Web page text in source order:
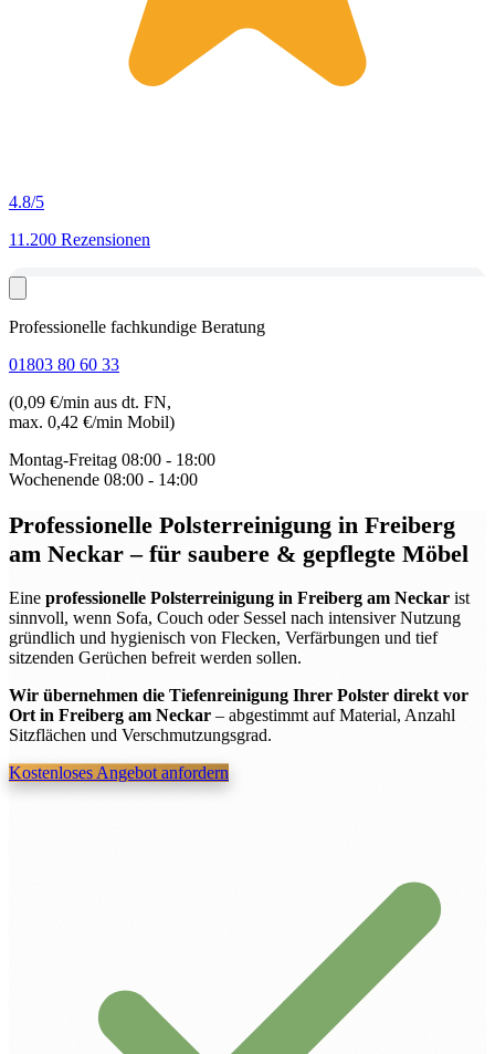
4.8/5
11.200 Rezensionen
Professionelle fachkundige Beratung
01803 80 60 33
(0,09 €/min aus dt. FN,
max. 0,42 €/min Mobil)
Montag-Freitag 08:00 - 18:00
Wochenende 08:00 - 14:00
Professionelle Polsterreinigung in Freiberg
am Neckar– für saubere & gepflegte Möbel
Eine professionelle Polsterreinigung in Freiberg am Neckar ist
sinnvoll, wenn Sofa, Couch oder Sessel nach intensiver Nutzung
gründlich und hygienisch von Flecken, Verfärbungen und tief
sitzenden Gerüchen befreit werden sollen.
Wir übernehmen die Tiefenreinigung Ihrer Polster direkt vor
Ort in Freiberg am Neckar– abgestimmt auf Material, Anzahl
Sitzflächen und Verschmutzungsgrad.
Kostenloses Angebot anfordern